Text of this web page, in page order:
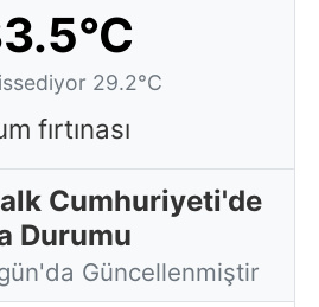
29.2°C
fırtınası
Cumhuriyeti'de
Durumu
Güncellenmiştir